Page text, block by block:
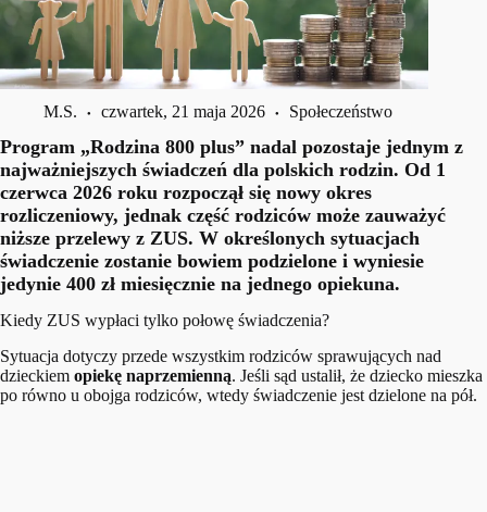
M.S. czwartek, 21 maja 2026 Społeczeństwo
Program „Rodzina 800 plus” nadal pozostaje jednym z
najważniejszych świadczeń dla polskich rodzin. Od 1
czerwca 2026 roku rozpoczął się nowy okres
rozliczeniowy, jednak część rodziców może zauważyć
niższe przelewy z ZUS. W określonych sytuacjach
świadczenie zostanie bowiem podzielone i wyniesie
jedynie 400 zł miesięcznie na jednego opiekuna.
Kiedy ZUS wypłaci tylko połowę świadczenia?
Sytuacja dotyczy przede wszystkim rodziców sprawujących nad
dzieckiem opiekę naprzemienną. Jeśli sąd ustalił, że dziecko mieszka
po równo u obojga rodziców, wtedy świadczenie jest dzielone na pół.